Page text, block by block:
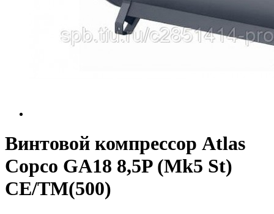
Винтовой компрессор Atlas
Copco GA18 8,5P (Mk5 St)
СЕ/TM(500)